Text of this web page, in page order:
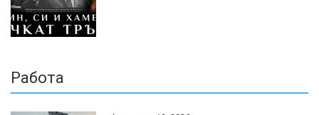
Работа